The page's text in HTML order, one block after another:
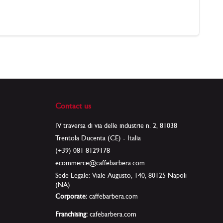
Contact us
IV traversa di via delle industrie n. 2, 81038
Trentola Ducenta (CE) - Italia
(+39) 081 8129178
ecommerce@caffebarbera.com
Sede Legale: Viale Augusto, 140, 80125 Napoli
(NA)
Corporate: caffebarbera.com
Franchising: cafebarbera.com